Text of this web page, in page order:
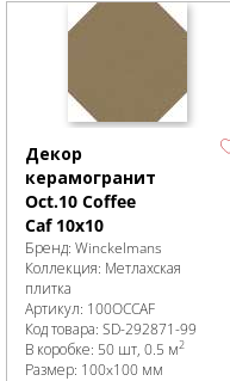
Декор
керамогранит
Oct.10 Coffee
Caf 10x10
Бренд: Winckelmans
Коллекция: Метлахская
плитка
Артикул: 100OCCAF
Код товара: SD-292871-99
В коробке: 50 шт, 0.5 м2
Размер: 100x100 мм